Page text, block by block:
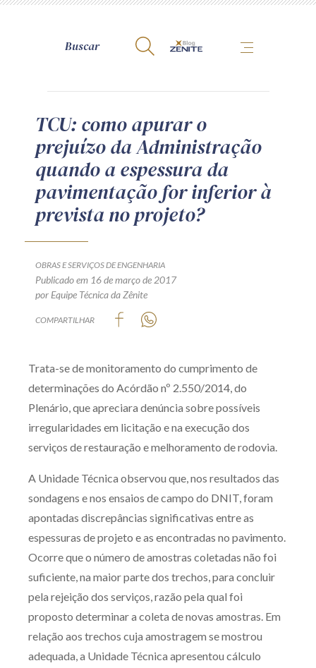
A Zênite
Como publicar conosco
Site da Zênite
Contato
Termos de uso
Encarregado (contato)
Zênite Fácil IA
Zênite Play
Orientação por Escrito
Mentoria Zênite
Capacitação
Zênite Online
Eventos presenciais
TCU: como apurar o
prejuízo da Administração
quando a espessura da
pavimentação for inferior à
prevista no projeto?
OBRAS E SERVIÇOS DE ENGENHARIA
Publicado em 16 de março de 2017
por Equipe Técnica da Zênite
COMPARTILHAR
Trata-se de monitoramento do cumprimento de
determinações do Acórdão nº 2.550/2014, do
Plenário, que apreciara denúncia sobre possíveis
irregularidades em licitação e na execução dos
serviços de restauração e melhoramento de rodovia.
A Unidade Técnica observou que, nos resultados das
sondagens e nos ensaios de campo do DNIT, foram
apontadas discrepâncias significativas entre as
espessuras de projeto e as encontradas no pavimento.
Ocorre que o número de amostras coletadas não foi
suficiente, na maior parte dos trechos, para concluir
pela rejeição dos serviços, razão pela qual foi
proposto determinar a coleta de novas amostras. Em
relação aos trechos cuja amostragem se mostrou
adequada, a Unidade Técnica apresentou cálculo